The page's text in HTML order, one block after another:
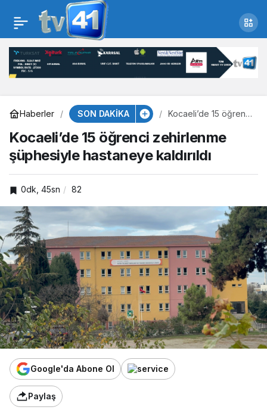
Haberler SON DAKİKA
Kocaeli’de 15 öğrenci
şüphesiyle
hastaneye kaldırıldı
Kocaeli’de 15 öğrenci zehirlenme
şüphesiyle hastaneye kaldırıldı
0dk, 45sn 82
Google'da Abone Ol
Paylaş
Kocaeli’de 15 öğrenci
zehirlenme
şüphesiyle
hastaneye kaldırıldı